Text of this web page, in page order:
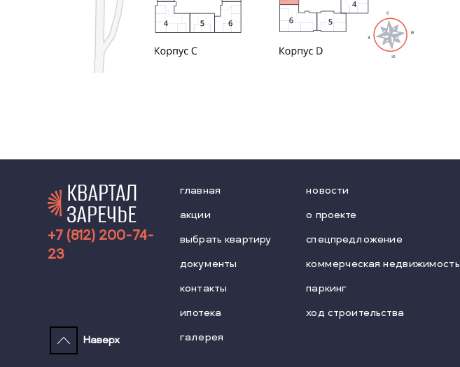
+7 (812) 200-74-
23
главная новости
акции о проекте
выбрать квартиру спецпредложение
документы коммерческая недвижимость
контакты паркинг
ипотека ход строительства
галерея
Наверх